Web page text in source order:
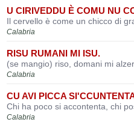
U CIRIVEDDU È COMU NU
Il cervello è come un chicco di
Calabria
RISU RUMANI MI ISU.
(se mangio) riso, domani mi
Calabria
CU AVI PICCA
Chi ha poco si accontenta, chi
Calabria